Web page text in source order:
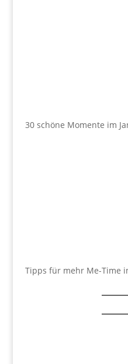
30 schöne Momente im
Tipps für mehr Me-Time